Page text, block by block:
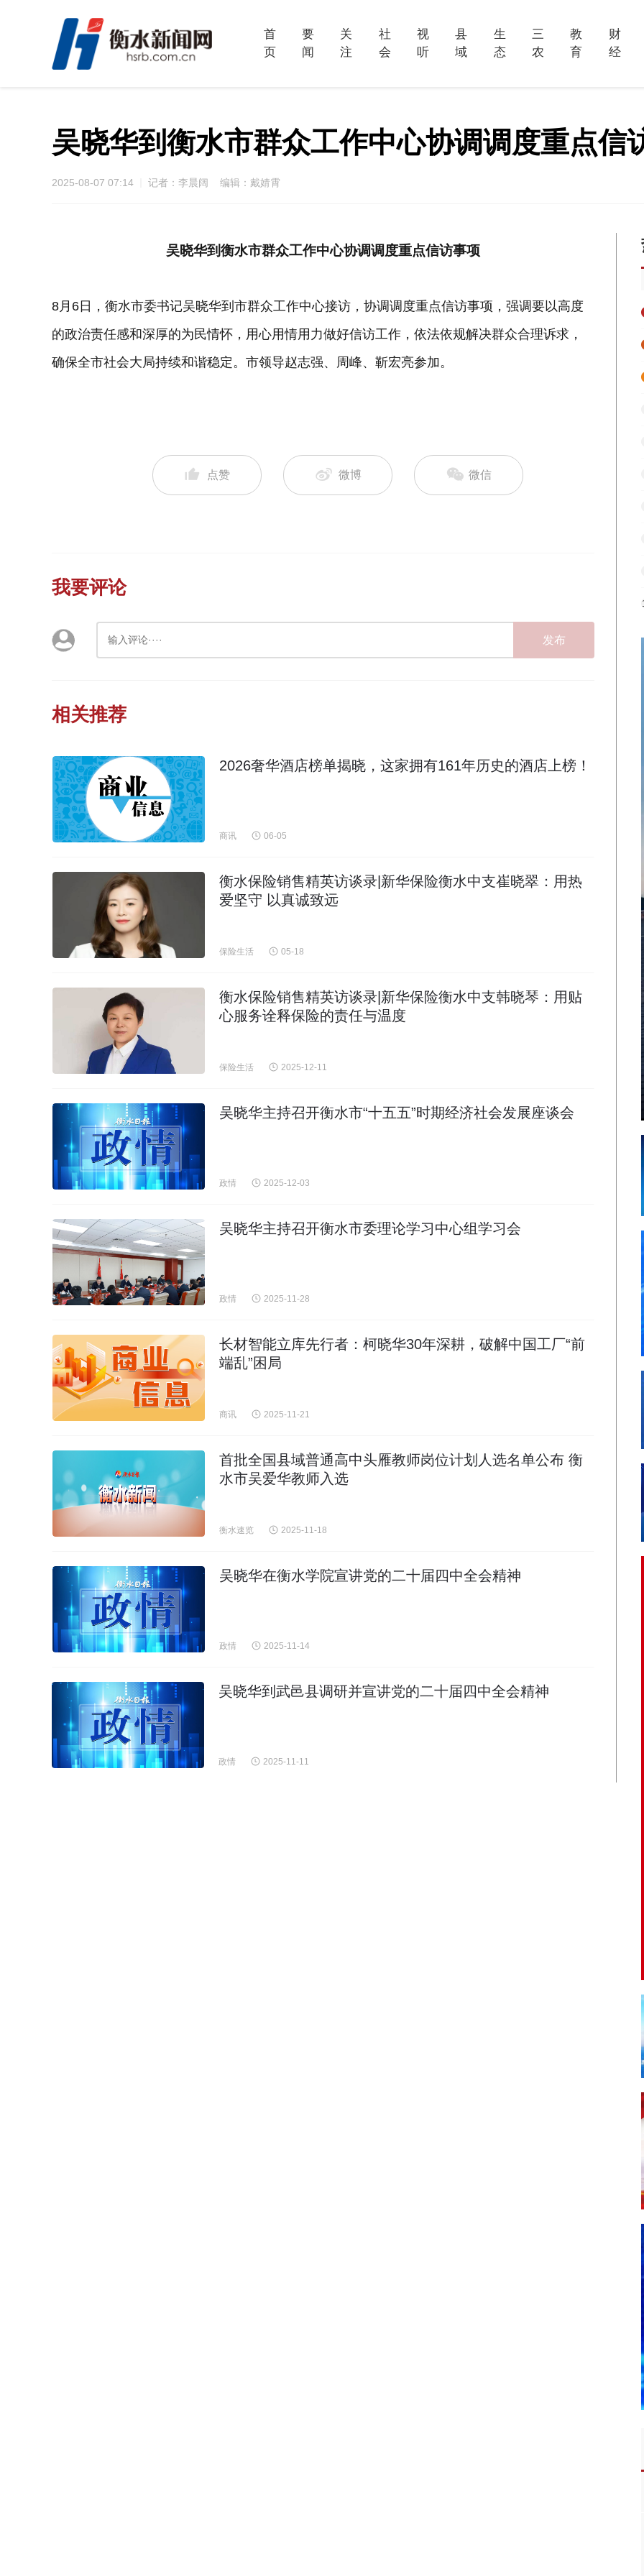
首
页
要
闻
关
注
社
会
视
听
县
域
生
态
三
农
教
育
财
经
吴晓华到衡水市群众工作中心协调调度重点信
2025-08-07 07:14 记者：李晨阔 编辑：戴婧霄
吴晓华到衡水市群众工作中心协调调度重点信访事项
8月6日，衡水市委书记吴晓华到市群众工作中心接访，协调调度重点信访事项，强调要以高度
的政治责任感和深厚的为民情怀，用心用情用力做好信访工作，依法依规解决群众合理诉求，
确保全市社会大局持续和谐稳定。市领导赵志强、周峰、靳宏亮参加。
点赞 微博 微信
我要评论
发布
相关推荐
2026奢华酒店榜单揭晓，这家拥有161年历史的酒店上榜！
商讯 06-05
衡水保险销售精英访谈录|新华保险衡水中支崔晓翠：用热
爱坚守 以真诚致远
保险生活 05-18
衡水保险销售精英访谈录|新华保险衡水中支韩晓琴：用贴
心服务诠释保险的责任与温度
保险生活 2025-12-11
吴晓华主持召开衡水市“十五五”时期经济社会发展座谈会
政情 2025-12-03
吴晓华主持召开衡水市委理论学习中心组学习会
政情 2025-11-28
长材智能立库先行者：柯晓华30年深耕，破解中国工厂“前
端乱”困局
商讯 2025-11-21
首批全国县域普通高中头雁教师岗位计划人选名单公布 衡
水市吴爱华教师入选
衡水速览 2025-11-18
吴晓华在衡水学院宣讲党的二十届四中全会精神
政情 2025-11-14
吴晓华到武邑县调研并宣讲党的二十届四中全会精神
政情 2025-11-11